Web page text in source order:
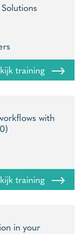
training
with
training
in your